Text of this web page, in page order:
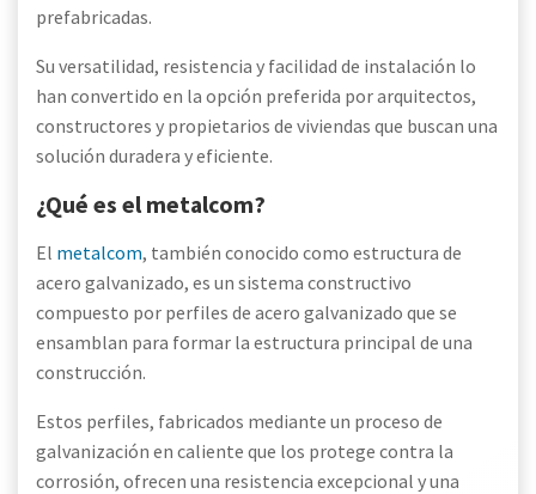
prefabricadas.
Su versatilidad, resistencia y facilidad de instalación lo
han convertido en la opción preferida por arquitectos,
constructores y propietarios de viviendas que buscan una
solución duradera y eficiente.
¿Qué es el metalcom?
El metalcom, también conocido como estructura de
acero galvanizado, es un sistema constructivo
compuesto por perfiles de acero galvanizado que se
ensamblan para formar la estructura principal de una
construcción.
Estos perfiles, fabricados mediante un proceso de
galvanización en caliente que los protege contra la
corrosión, ofrecen una resistencia excepcional y una